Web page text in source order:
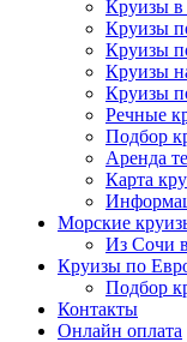
Круизы
Круизы
Круизы
Круизы
Круизы
Речные
Подбор
Аренда
Карта
Морские
Из Сочи
Круизы по
Подбор
Контакты
Онлайн оплата